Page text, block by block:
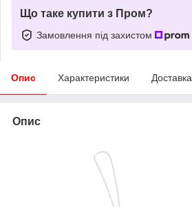
Що таке купити з Пром?
Замовлення під захистом
Опис Характеристики Доставка
Опис